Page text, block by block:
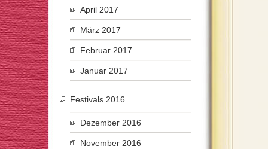
April 2017
März 2017
Februar 2017
Januar 2017
Festivals 2016
Dezember 2016
November 2016